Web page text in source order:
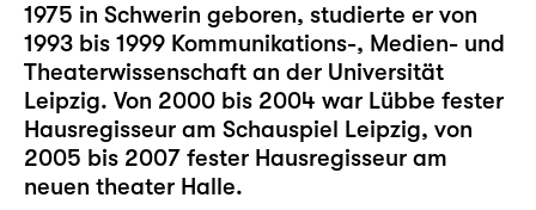
1975 in Schwerin geboren, studierte er von
1993 bis 1999 Kommunikations-, Medien- und
Theaterwissenschaft an der Universität
Leipzig. Von 2000 bis 2004 war Lübbe fester
Hausregisseur am Schauspiel Leipzig, von
2005 bis 2007 fester Hausregisseur am
neuen theater Halle.